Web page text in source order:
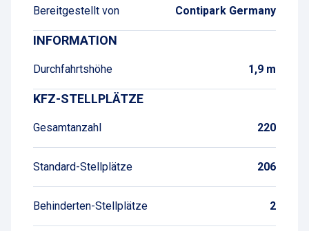
Bereitgestellt von Contipark Germany
INFORMATION
Durchfahrtshöhe 1,9 m
KFZ-STELLPLÄTZE
Gesamtanzahl 220
Standard-Stellplätze 206
Behinderten-Stellplätze 2